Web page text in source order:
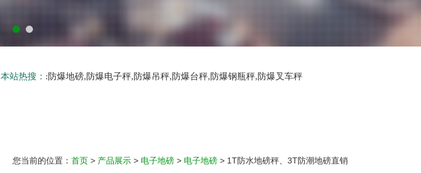
本站热搜： :防爆地磅,防爆电子秤,防爆吊秤,防爆台秤,防爆钢瓶秤,防爆叉车秤
您当前的位置： 首页 > 产品展示 > 电子地磅 > 电子地磅 > 1T防水地磅秤、3T防潮地磅直销